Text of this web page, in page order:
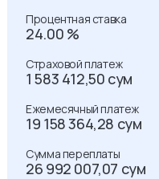
Процентная ставка
24.00 %
Страховой платеж
1 583 412,50 сум
Ежемесячный платеж
19 158 364,28 сум
Сумма переплаты
26 992 007,07 сум